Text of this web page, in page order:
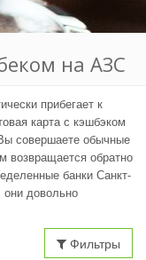
на АЗС
прибегает к
карта с кэшбэком
совершаете обычные
возвращается обратно
банки Санкт-
они довольно
Фильтры